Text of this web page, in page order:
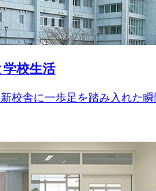
校生活
校舎に一歩足を踏み入れ